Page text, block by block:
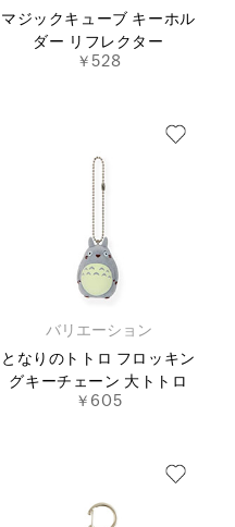
マジックキューブ キーホル
ダー リフレクター
￥528
バリエーション
となりのトトロ フロッキン
グキーチェーン 大トトロ
￥605